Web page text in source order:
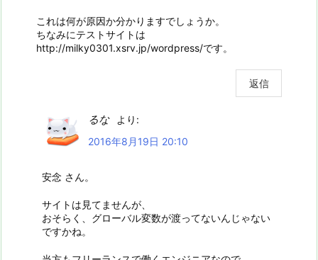
これは何が原因か分かりますでしょうか。
ちなみにテストサイトは
http://milky0301.xsrv.jp/wordpress/です。
返信
るな
より:
2016年8月19日 20:10
安念 さん。
サイトは見てませんが、
おそらく、グローバル変数が渡ってないんじゃない
ですかね。